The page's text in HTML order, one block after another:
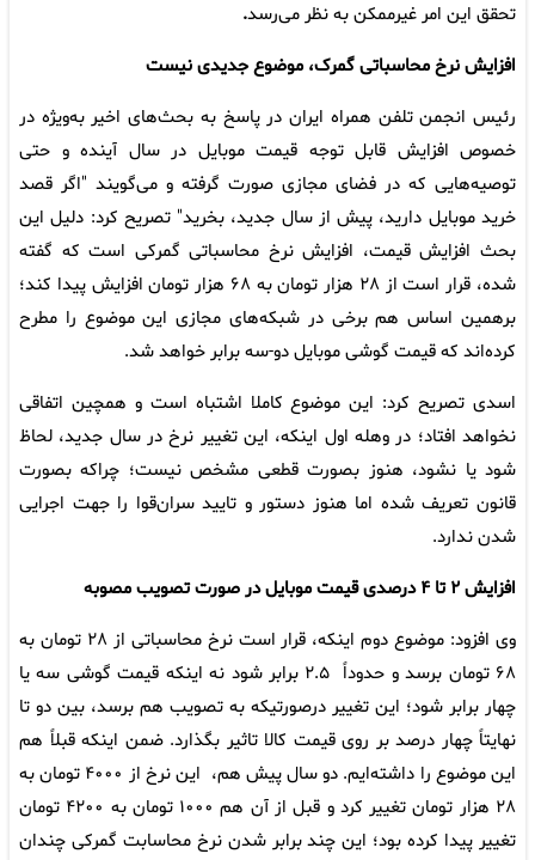
تحقق این امر غیرممکن به نظر می‌رسد.
افزایش نرخ محاسباتی گمرک، موضوع جدیدی نیست
رئیس انجمن تلفن همراه ایران در پاسخ به بحث‌های اخیر به‌ویژه در
خصوص افزایش قابل توجه قیمت موبایل در سال آینده و حتی
توصیه‌هایی که در فضای مجازی صورت گرفته و می‌گویند "اگر قصد
خرید موبایل دارید، پیش از سال جدید، بخرید" تصریح کرد: دلیل این
بحث افزایش قیمت، افزایش نرخ محاسباتی گمرکی است که گفته
شده، قرار است از ۲۸ هزار تومان به ۶۸ هزار تومان افزایش پیدا کند؛
برهمین اساس هم برخی در شبکه‌های مجازی این موضوع را مطرح
کرده‌اند که قیمت گوشی موبایل دو-سه برابر خواهد شد.
اسدی تصریح کرد: این موضوع کاملا اشتباه است و همچین اتفاقی
نخواهد افتاد؛ در وهله اول اینکه، این تغییر نرخ در سال جدید، لحاظ
شود یا نشود، هنوز بصورت قطعی مشخص نیست؛ چراکه بصورت
قانون تعریف شده اما هنوز دستور و تایید سران‌قوا را جهت اجرایی
شدن ندارد.
افزایش ۲ تا ۴ درصدی قیمت موبایل در صورت تصویب مصوبه
وی افزود: موضوع دوم اینکه، قرار است نرخ محاسباتی از ۲۸ تومان به
۶۸ تومان برسد و حدوداً ۲.۵ برابر شود نه اینکه قیمت گوشی سه یا
چهار برابر شود؛ این تغییر درصورتیکه به تصویب هم برسد، بین دو تا
نهایتاً چهار درصد بر روی قیمت کالا تاثیر بگذارد. ضمن اینکه قبلاً هم
این موضوع را داشته‌ایم. دو سال پیش هم، این نرخ از ۴۰۰۰ تومان به
۲۸ هزار تومان تغییر کرد و قبل از آن هم ۱۰۰۰ تومان به ۴۲۰۰ تومان
تغییر پیدا کرده بود؛ این چند برابر شدن نرخ‌ محاسابت گمرکی چندان